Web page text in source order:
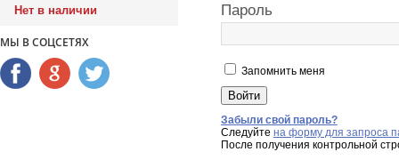
Нет в наличии
МЫ В СОЦСЕТЯХ
Пароль
Запомнить меня
Забыли свой пароль?
Следуйте на форму для запроса
После получения контрольной